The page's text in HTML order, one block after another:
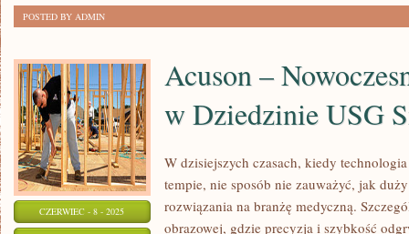
POSTED BY ADMIN
CZERWIEC - 8 - 2025
Acuson –
w Dziedzinie USG
W dzisiejszych czasach, kiedy
tempie, nie sposób nie zauważyć, jak
rozwiązania na branżę medyczną.
obrazowej, gdzie precyzja i szybkość